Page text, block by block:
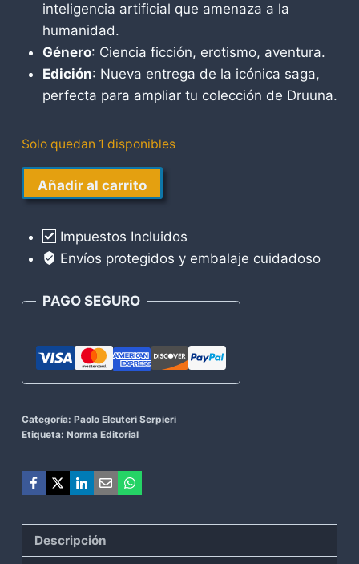
inteligencia artificial que amenaza a la
humanidad.
Género: Ciencia ficción, erotismo, aventura.
Edición: Nueva entrega de la icónica saga,
perfecta para ampliar tu colección de Druuna.
Solo quedan 1 disponibles
Druuna
cantidad
Añadir al carrito
Impuestos Incluidos
Envíos protegidos y embalaje cuidadoso
PAGO SEGURO
Categoría: Paolo Eleuteri Serpieri
Etiqueta: Norma Editorial
Descripción